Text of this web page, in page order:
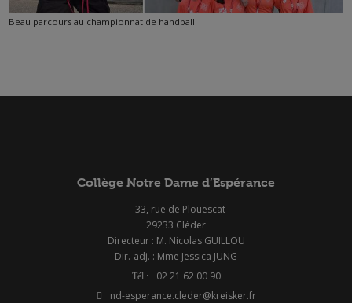
Beau parcours au championnat de handball
Collège Notre Dame d’Espérance
33, rue de Plouescat
29233 Cléder
Directeur : M. Nicolas GUILLOU
Dir.-adj. : Mme Jessica JUNG
02 21 62 00 90
nd-esperance.cleder@kreisker.fr